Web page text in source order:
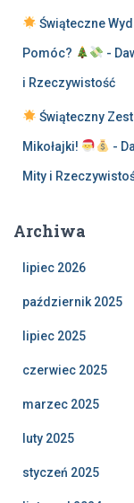
Świąteczne
Pomóc? -
i Rzeczywistość
Świąteczny
Mikołajki! -
Mity i
Archiwa
lipiec 2026
październik 2025
lipiec 2025
czerwiec 2025
marzec 2025
luty 2025
styczeń 2025